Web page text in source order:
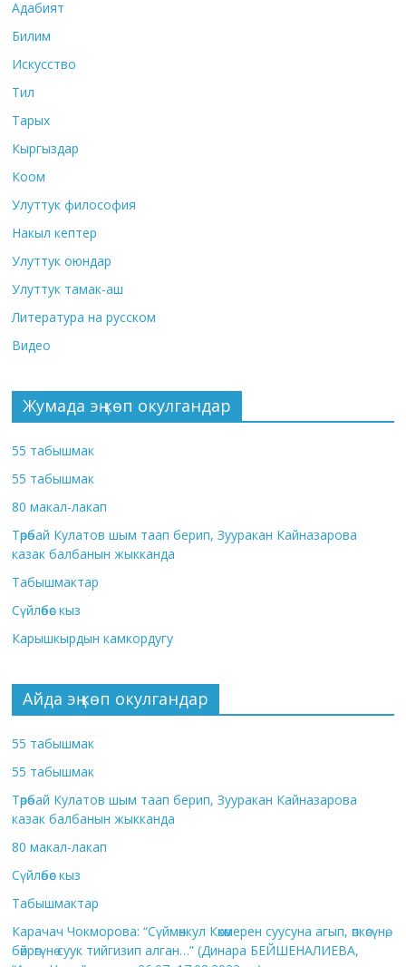
Адабият
Билим
Искусство
Тил
Тарых
Кыргыздар
Коом
Улуттук философия
Накыл кептер
Улуттук оюндар
Улуттук тамак-аш
Литература на русском
Видео
Жумада эң көп окулгандар
55 табышмак
55 табышмак
80 макал-лакап
Төрөбай Кулатов шым таап берип, Зууракан Кайназарова
казак балбанын жыкканда
Табышмактар
Сүйлөбөс кыз
Карышкырдын камкордугу
Айда эң көп окулгандар
55 табышмак
55 табышмак
Төрөбай Кулатов шым таап берип, Зууракан Кайназарова
казак балбанын жыкканда
80 макал-лакап
Сүйлөбөс кыз
Табышмактар
Карачач Чокморова: “Сүймөнкул Көкөмерен суусуна агып, өпкөсүнө,
бөйрөгүнө суук тийгизип алган…” (Динара БЕЙШЕНАЛИЕВА,